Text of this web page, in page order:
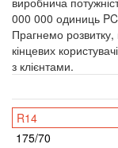
000 000 одиниць
Прагнемо
кінцевих
з клієнтами.
R14
175/70